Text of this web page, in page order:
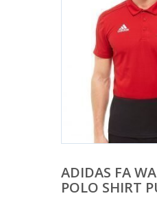
ADIDAS FA
POLO SHIRT